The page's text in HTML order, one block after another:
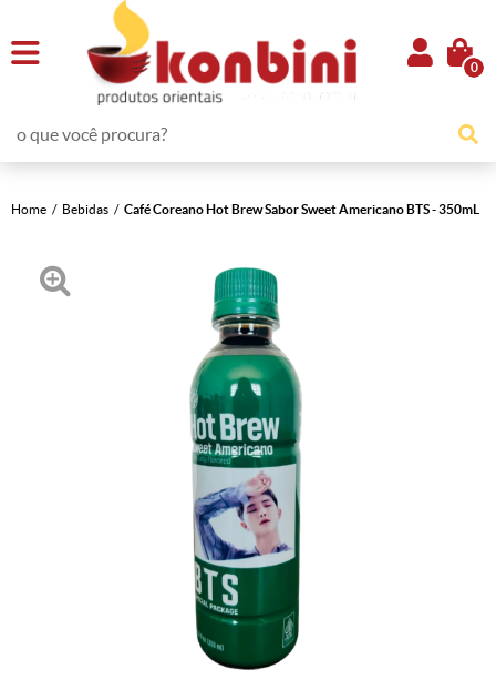
0
Home Bebidas Café Coreano Hot Brew Sabor Sweet Americano BTS - 350mL